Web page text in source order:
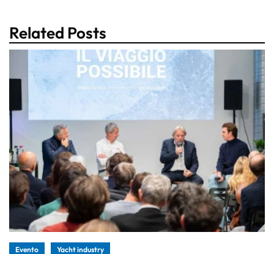
Related Posts
Evento Yacht industry